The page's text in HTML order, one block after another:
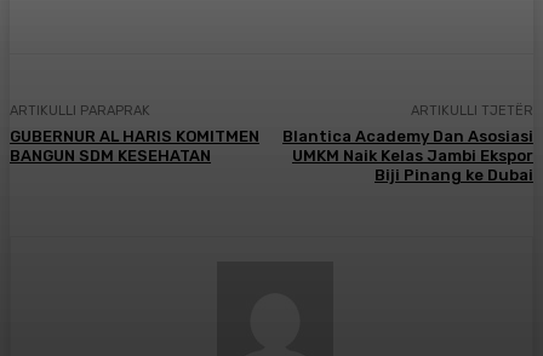
ARTIKULLI PARAPRAK
GUBERNUR AL HARIS KOMITMEN
BANGUN SDM KESEHATAN
ARTIKULLI TJETËR
Blantica Academy Dan Asosiasi
UMKM Naik Kelas Jambi Ekspor
Biji Pinang ke Dubai